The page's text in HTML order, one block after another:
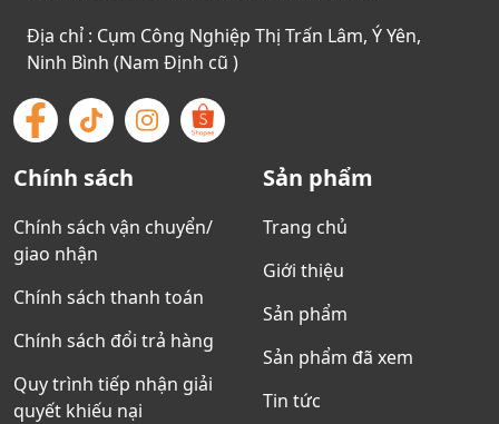
Địa chỉ : Cụm Công Nghiệp Thị Trấn Lâm, Ý Yên,
Ninh Bình (Nam Định cũ )
Chính sách
Chính sách vận chuyển/
giao nhận
Chính sách thanh toán
Chính sách đổi trả hàng
Quy trình tiếp nhận giải
quyết khiếu nại
Sản phẩm
Trang chủ
Giới thiệu
Sản phẩm
Sản phẩm đã xem
Tin tức